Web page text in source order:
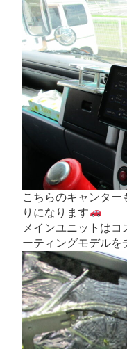
こちらのキャンタ
りになります
メインユニットは
ーティングモデルを